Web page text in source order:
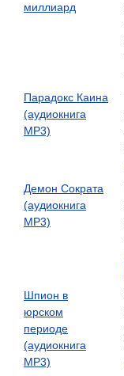
миллиард
Парадокс Каина
(аудиокнига
MP3)
Демон Сократа
(аудиокнига
MP3)
Шпион в
юрском
периоде
(аудиокнига
MP3)